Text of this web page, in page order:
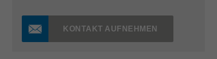
KONTAKT AUFNEHMEN